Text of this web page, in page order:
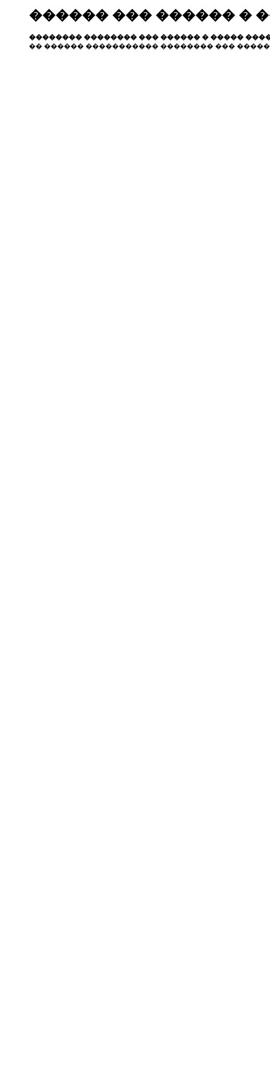
������ ��� ������ �
�������� �������� ��� ������ � �����
�� ������ ����������� �������� ���